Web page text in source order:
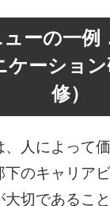
ーの一例
ケーショ
修）
、人によって
下のキャリア
大切であるこ